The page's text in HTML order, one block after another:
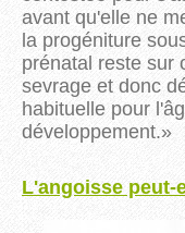
avant qu'elle ne
la progéniture
prénatal reste sur
sevrage et donc
habituelle pour
développement.»
L'angoisse peut-